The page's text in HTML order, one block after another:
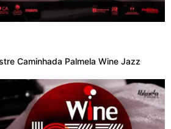
Caminhada Palmela Wine Jazz